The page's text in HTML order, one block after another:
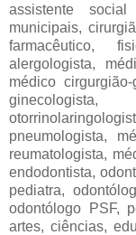
assistente
municipais,
farmacêutico,
alergologista,
médico
pneumologista,
reumatologista,
endodontista,
pediatra,
odontólogo PSF,
artes, ciências,